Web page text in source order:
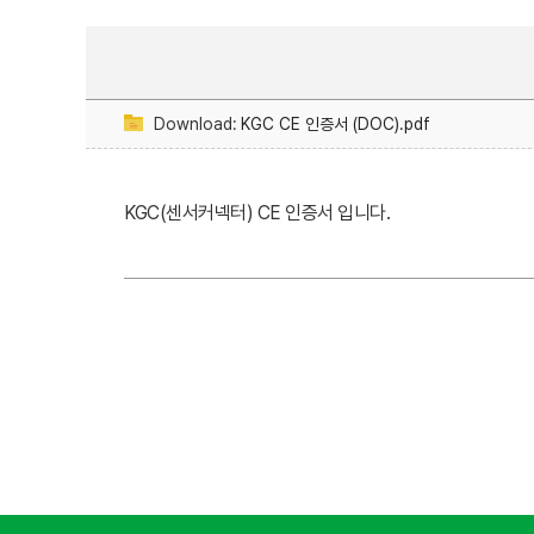
Download: KGC CE 인증서 (DOC).pdf
KGC(센서커넥터) CE 인증서 입니다.